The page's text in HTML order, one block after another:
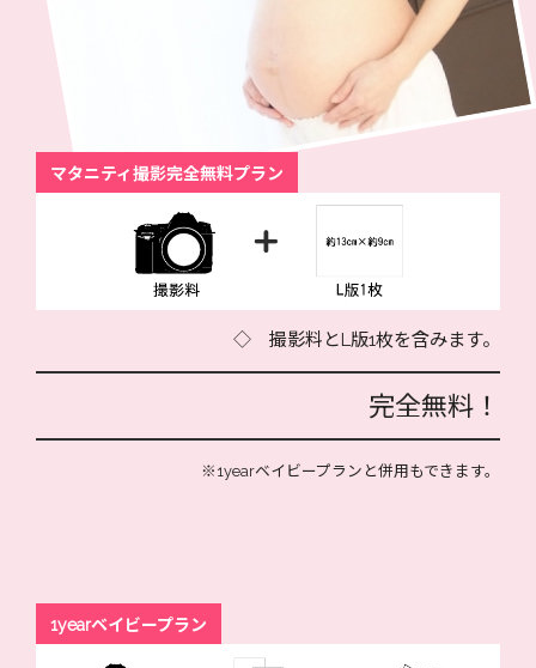
マタニティ撮影完全無料プラン
◇ 撮影料とL版1枚を含みます。
完全無料！
※1yearベイビープランと併用もできます。
1yearベイビープラン